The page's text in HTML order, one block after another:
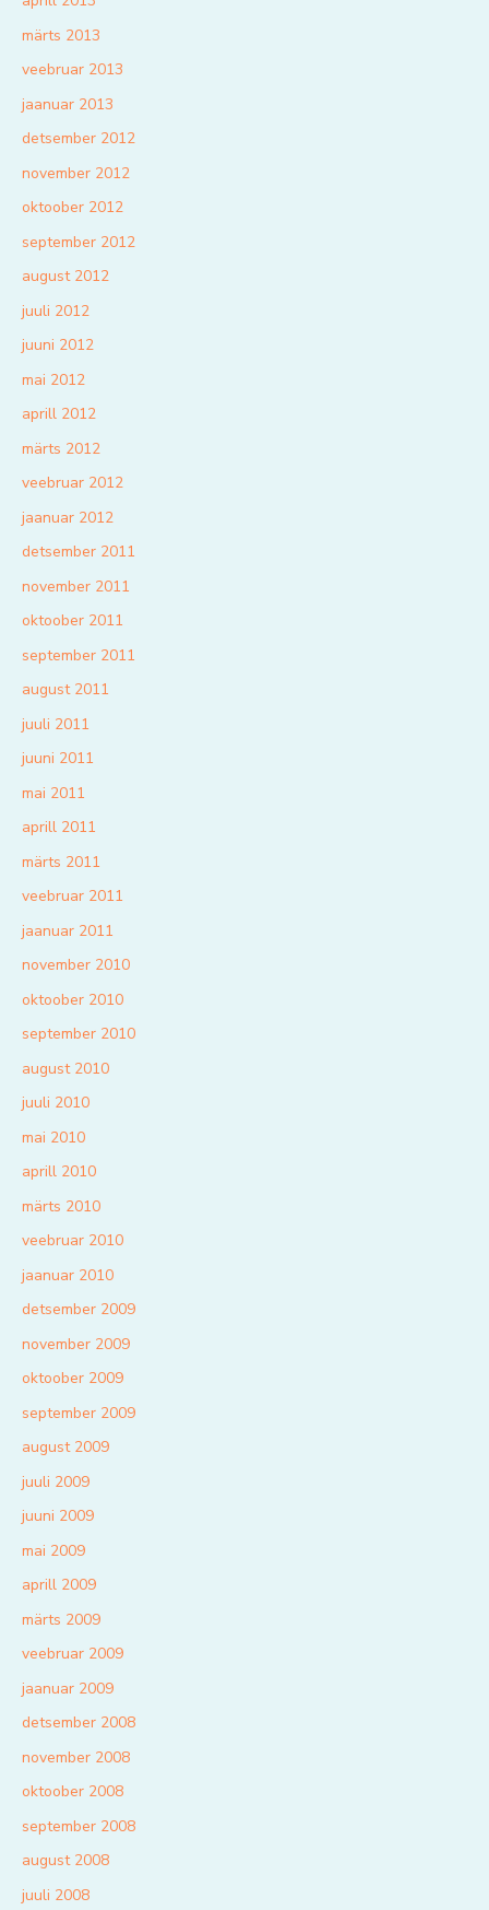
märts 2013
veebruar 2013
jaanuar 2013
detsember 2012
november 2012
oktoober 2012
september 2012
august 2012
juuli 2012
juuni 2012
mai 2012
aprill 2012
märts 2012
veebruar 2012
jaanuar 2012
detsember 2011
november 2011
oktoober 2011
september 2011
august 2011
juuli 2011
juuni 2011
mai 2011
aprill 2011
märts 2011
veebruar 2011
jaanuar 2011
november 2010
oktoober 2010
september 2010
august 2010
juuli 2010
mai 2010
aprill 2010
märts 2010
veebruar 2010
jaanuar 2010
detsember 2009
november 2009
oktoober 2009
september 2009
august 2009
juuli 2009
juuni 2009
mai 2009
aprill 2009
märts 2009
veebruar 2009
jaanuar 2009
detsember 2008
november 2008
oktoober 2008
september 2008
august 2008
juuli 2008